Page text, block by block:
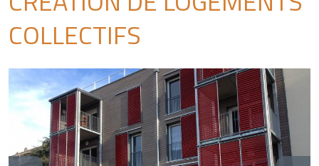
URBANISME
-
ARCHITECTURE
DESIGN
D'INTÉRIEUR
COLLECTIFS